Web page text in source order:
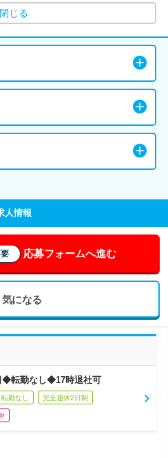
閉じる
人情報
応募フォームへ進む
気になる
◆転勤なし◆17時退社可
転勤なし 完全週休2日制